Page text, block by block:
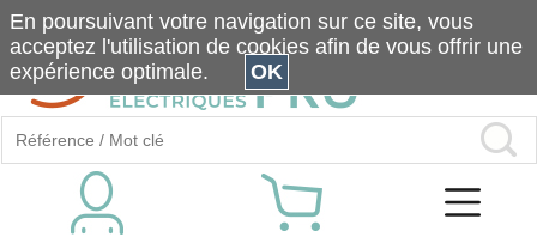
En poursuivant votre navigation sur ce site, vous
acceptez l'utilisation de cookies afin de vous offrir une
expérience optimale.
OK